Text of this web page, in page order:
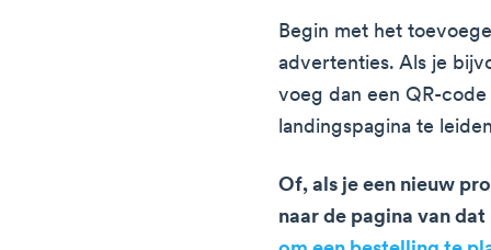
Begin met het
advertenties. Als je
voeg dan een QR-
landingspagina te
Of, als je een nieuw
naar de pagina van